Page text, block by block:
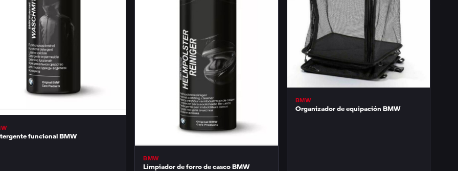
funcional BMW
BMW
Limpiador de forro de casco BMW
BMW
Organizador de equipación BMW